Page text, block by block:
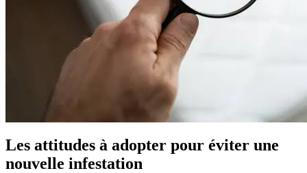
Les attitudes à adopter pour éviter une
nouvelle infestation